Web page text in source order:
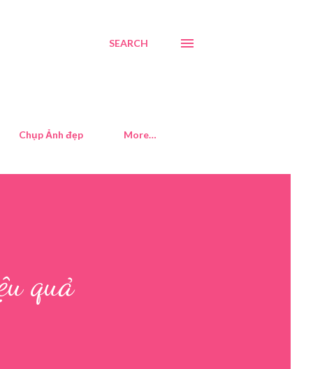
SEARCH
Chụp Ảnh đẹp More…
quả